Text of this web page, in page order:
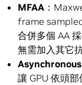
MFAA ：
frame
合併多個 AA
無需加入其它
讓 GPU 依頭